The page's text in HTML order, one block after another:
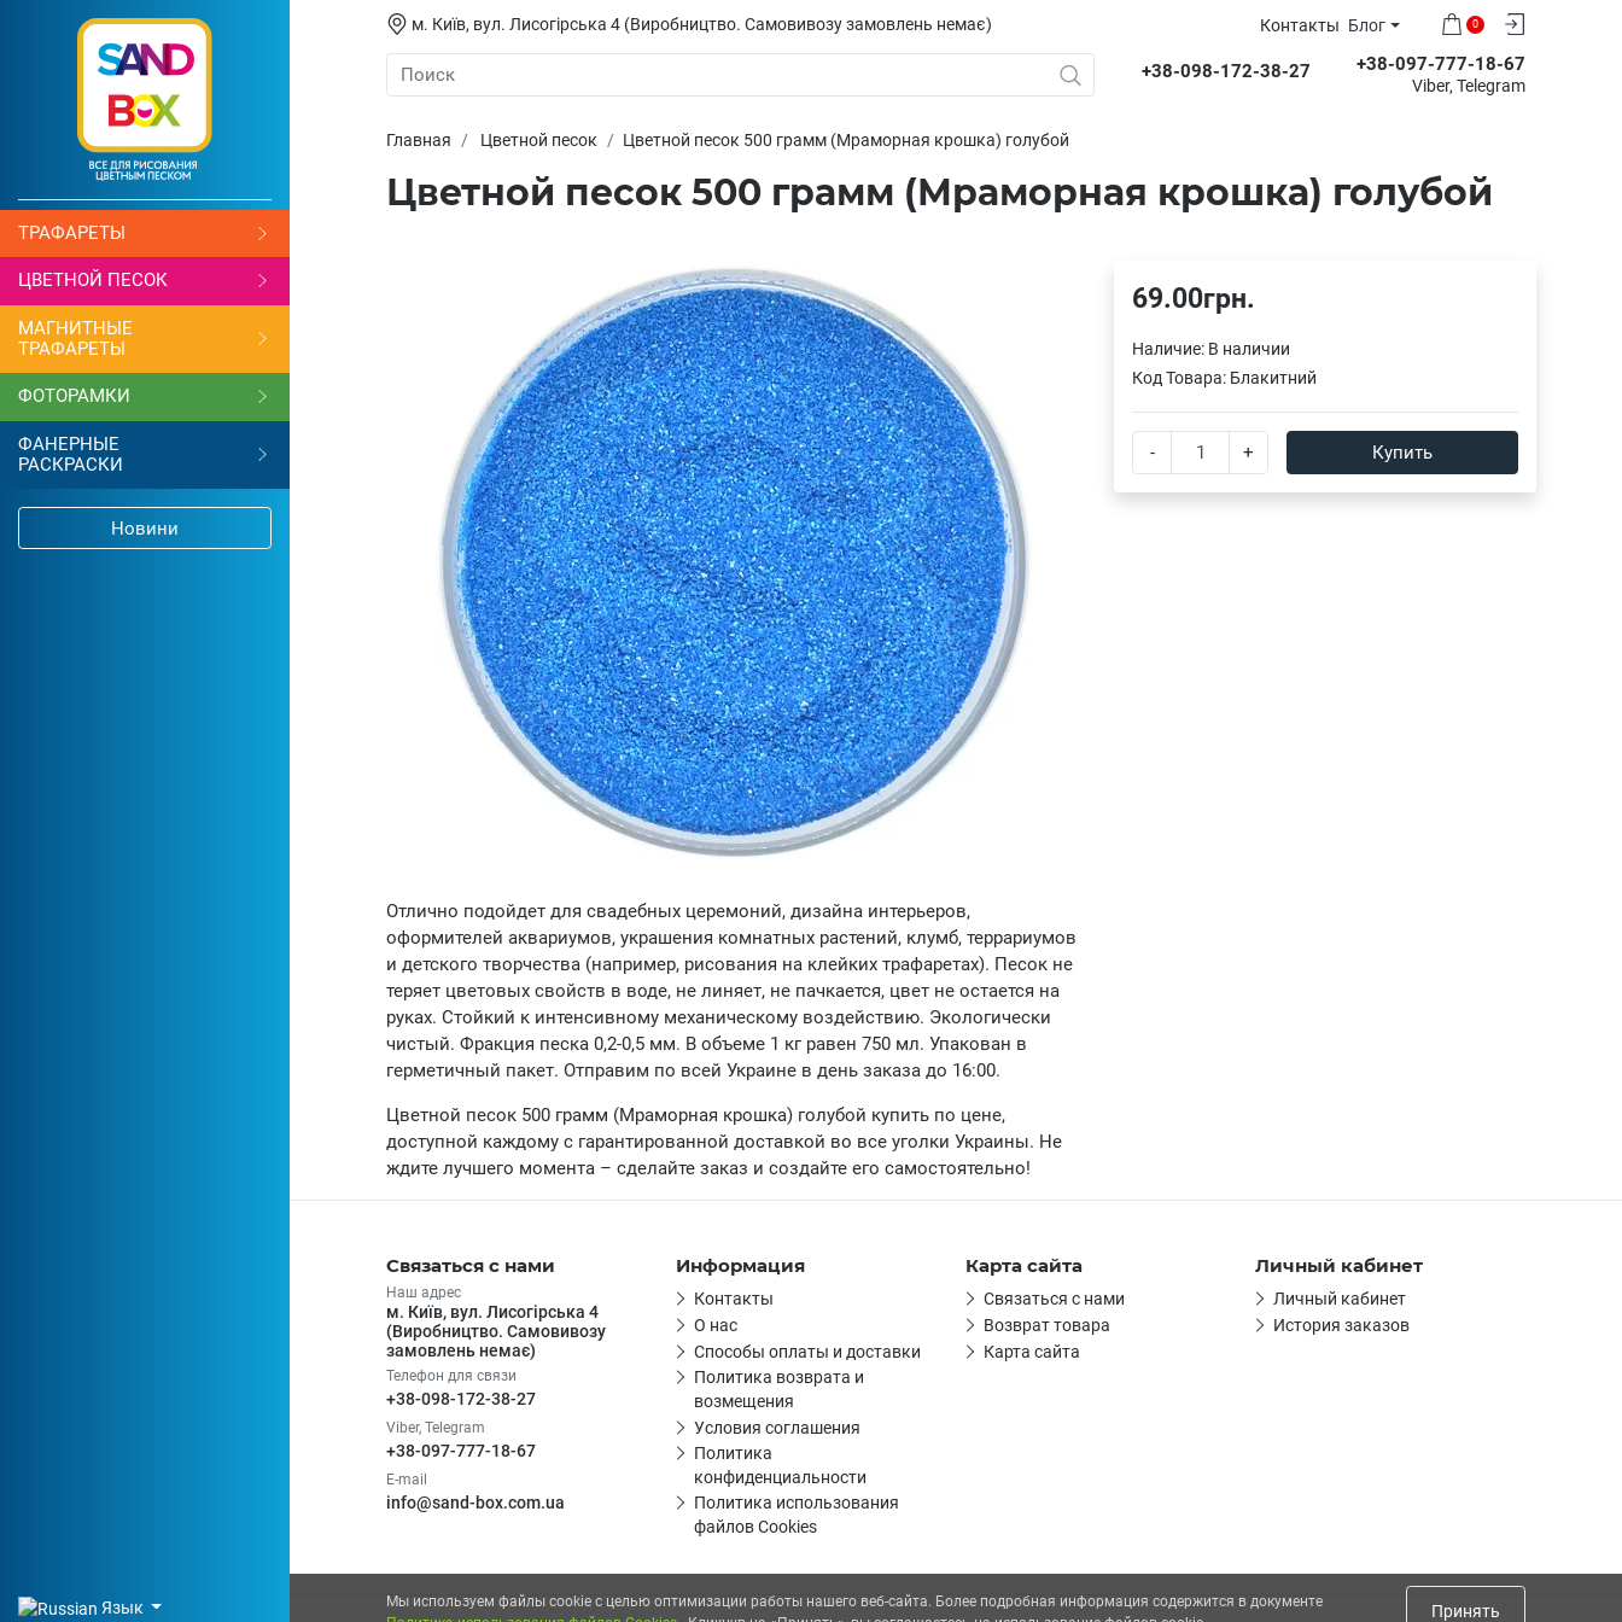
ТРАФАРЕТЫ
ЦВЕТНОЙ ПЕСОК
МАГНИТНЫЕ
ТРАФАРЕТЫ
ФОТОРАМКИ
ФАНЕРНЫЕ
РАСКРАСКИ
Новини
Язык
Контакты Блог
м. Київ, вул. Лисогірська 4 (Виробництво. Самовивозу замовлень немає)
+38-098-172-38-27
0
+38-097-777-18-67
Viber, Telegram
Главная Цветной песок Цветной песок 500 грамм (Мраморная крошка) голубой
Цветной песок 500 грамм (Мраморная крошка) голубой
Отлично подойдет для свадебных церемоний, дизайна интерьеров,
оформителей аквариумов, украшения комнатных растений, клумб, террариумов
и детского творчества (например, рисования на клейких трафаретах). Песок не
теряет цветовых свойств в воде, не линяет, не пачкается, цвет не остается на
руках. Стойкий к интенсивному механическому воздействию. Экологически
чистый. Фракция песка 0,2-0,5 мм. В объеме 1 кг равен 750 мл. Упакован в
герметичный пакет. Отправим по всей Украине в день заказа до 16:00.
Цветной песок 500 грамм (Мраморная крошка) голубой купить по цене,
доступной каждому с гарантированной доставкой во все уголки Украины. Не
ждите лучшего момента – сделайте заказ и создайте его самостоятельно!
69.00грн.
Наличие: В наличии
Код Товара: Блакитний
- + Купить
Связаться с нами
Наш адрес
м. Київ, вул. Лисогірська 4
(Виробництво. Самовивозу
замовлень немає)
Телефон для связи
+38-098-172-38-27
Viber, Telegram
+38-097-777-18-67
E-mail
info@sand-box.com.ua
Информация
Контакты
О нас
Способы оплаты и доставки
Политика возврата и
возмещения
Условия соглашения
Политика
конфиденциальности
Политика использования
файлов Cookies
Карта сайта
Связаться с нами
Возврат товара
Карта сайта
Личный кабинет
Личный кабинет
История заказов
Мы используем файлы cookie с целью оптимизации работы нашего веб-сайта. Более подробная информация содержится в документе
Принять